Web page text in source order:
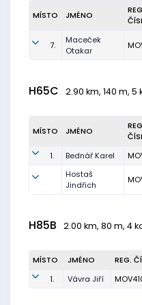
MÍSTO JMÉNO
7.
Maceček
Otakar
H65C 2.90 km, 140 m, 5
MÍSTO JMÉNO
1. Bednář Karel
Hostaš
Jindřich
H85B 2.00 km, 80 m, 4
MÍSTO JMÉNO REG.
1.
Vávra Jiří